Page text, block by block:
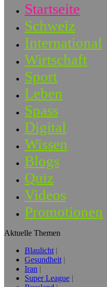
Startseite
Schweiz
International
Wirtschaft
Sport
Leben
Spass
Digital
Wissen
Blogs
Quiz
Videos
Promotionen
Aktuelle Themen
Blaulicht
Gesundheit
Iran
Super League